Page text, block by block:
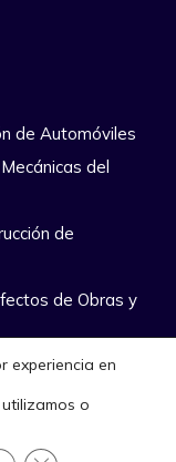
de Automóviles
del
de
de Obras y
los derechos
Online
experiencia en
o